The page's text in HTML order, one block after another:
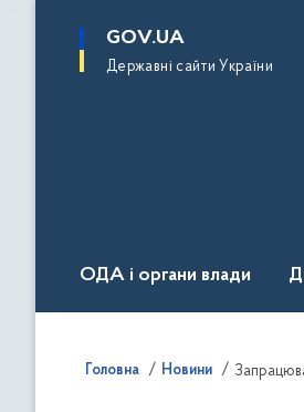
основного
GOV.UA
Державні сайти України
ОДА і органи влади
Головна Новини